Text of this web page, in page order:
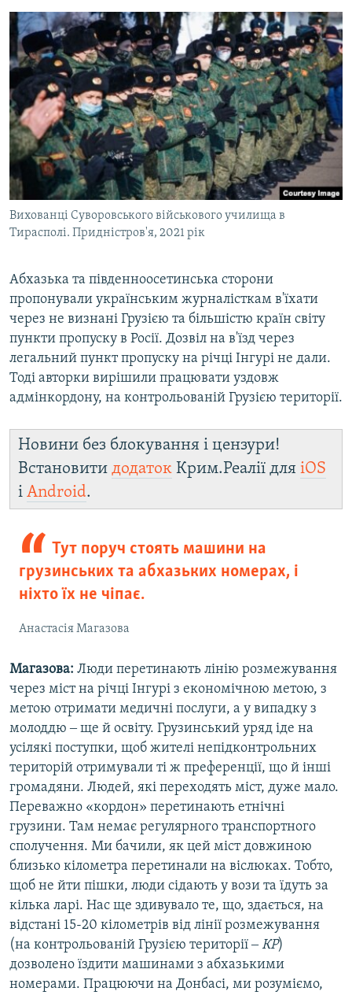
Вихованці Суворовського військового училища в
Тирасполі. Придністров'я, 2021 рік
Абхазька та південноосетинська сторони
пропонували українським журналісткам в'їхати
через не визнані Грузією та більшістю країн світу
пункти пропуску в Росії. Дозвіл на в'їзд через
легальний пункт пропуску на річці Інгурі не дали.
Тоді авторки вирішили працювати уздовж
адмінкордону, на контрольованій Грузією території.
Новини без блокування і цензури!
Встановити додаток Крим.Реалії для iOS
і Android.
Тут поруч стоять машини на
грузинських та абхазьких номерах, і
ніхто їх не чіпає.
Анастасія Магазова
Магазова: Люди перетинають лінію розмежування
через міст на річці Інгурі з економічною метою, з
метою отримати медичні послуги, а у випадку з
молоддю ‒ ще й освіту. Грузинський уряд іде на
усілякі поступки, щоб жителі непідконтрольних
територій отримували ті ж преференції, що й інші
громадяни. Людей, які переходять міст, дуже мало.
Переважно «кордон» перетинають етнічні
грузини. Там немає регулярного транспортного
сполучення. Ми бачили, як цей міст довжиною
близько кілометра перетинали на віслюках. Тобто,
щоб не йти пішки, люди сідають у вози та їдуть за
кілька ларі. Нас ще здивувало те, що, здається, на
відстані 15-20 кілометрів від лінії розмежування
(на контрольованій Грузією території ‒КР)
дозволено їздити машинами з абхазькими
номерами. Працюючи на Донбасі, ми розуміємо,